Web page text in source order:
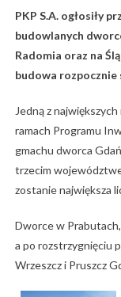
PKP S.A. ogłosiły
budowlanych
Radomia oraz na
budowa rozpocznie
Jedną z
ramach Programu
gmachu dworca
trzecim
zostanie największa
Dworce w
a po rozstrzygnięciu
Wrzeszcz i Pruszcz